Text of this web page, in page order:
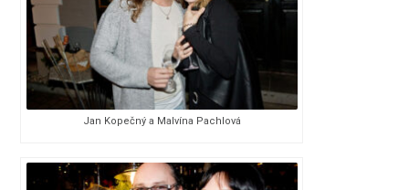
Jan Kopečný a Malvína Pachlová